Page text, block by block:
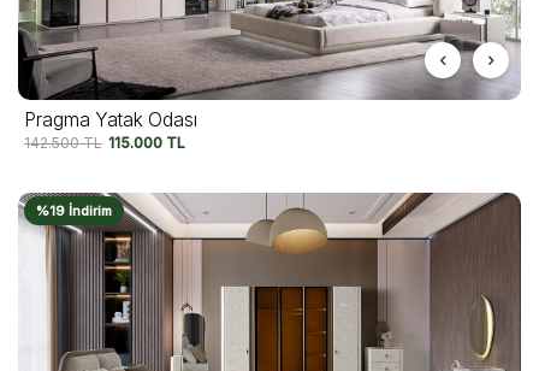
Pragma Yatak Odası
142.500TL 115.000 TL
%19 İndirim